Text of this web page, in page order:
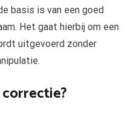
basis is van een goed
Het gaat hierbij om een
uitgevoerd zonder